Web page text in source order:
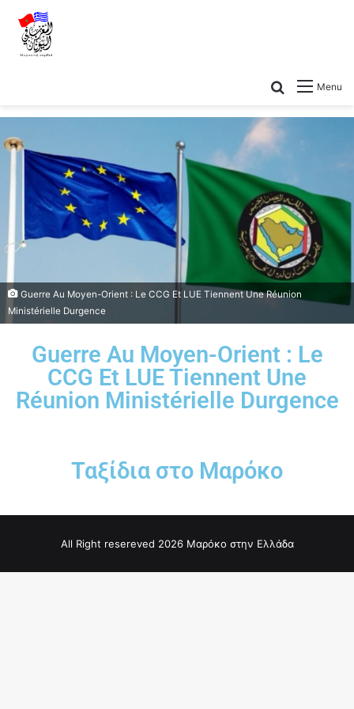
Menu
Guerre Au Moyen-Orient : Le CCG Et LUE Tiennent Une Réunion
Ministérielle Durgence
Guerre Au Moyen-Orient : Le
CCG Et LUE Tiennent Une
Réunion Ministérielle Durgence
Ταξίδια στο Μαρόκο
All Right resereved 2026 Μαρόκο στην Ελλάδα